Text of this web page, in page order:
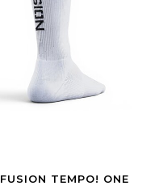
FUSION TEMPO! ONE